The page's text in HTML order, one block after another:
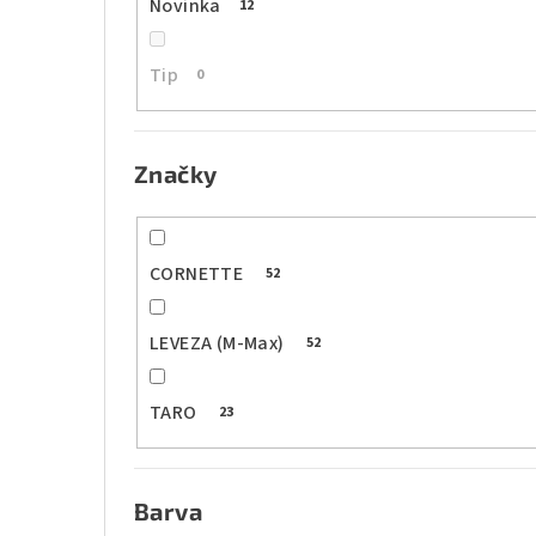
Novinka 12
Tip 0
Značky
CORNETTE 52
LEVEZA (M-Max) 52
TARO 23
Barva